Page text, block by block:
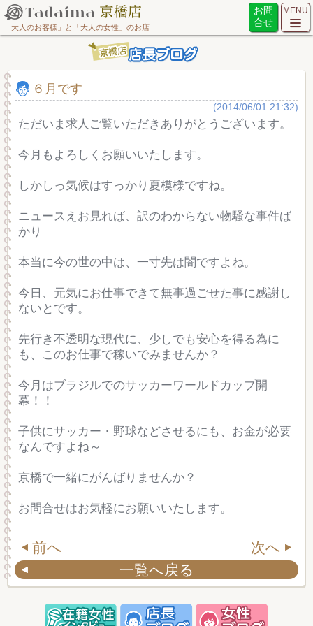
「大人のお客様」と「大人の女性」のお店
お問
合せ
MENU
６月です
(2014/06/01 21:32)
ただいま求人ご覧いただきありがとうございます。
今月もよろしくお願いいたします。
しかしっ気候はすっかり夏模様ですね。
ニュースえお見れば、訳のわからない物騒な事件ば
かり
本当に今の世の中は、一寸先は闇ですよね。
今日、元気にお仕事できて無事過ごせた事に感謝し
ないとです。
先行き不透明な現代に、少しでも安心を得る為に
も、このお仕事で稼いでみませんか？
今月はブラジルでのサッカーワールドカップ開
幕！！
子供にサッカー・野球などさせるにも、お金が必要
なんですよね～
京橋で一緒にがんばりませんか？
お問合せはお気軽にお願いいたします。
前へ
次へ
一覧へ戻る